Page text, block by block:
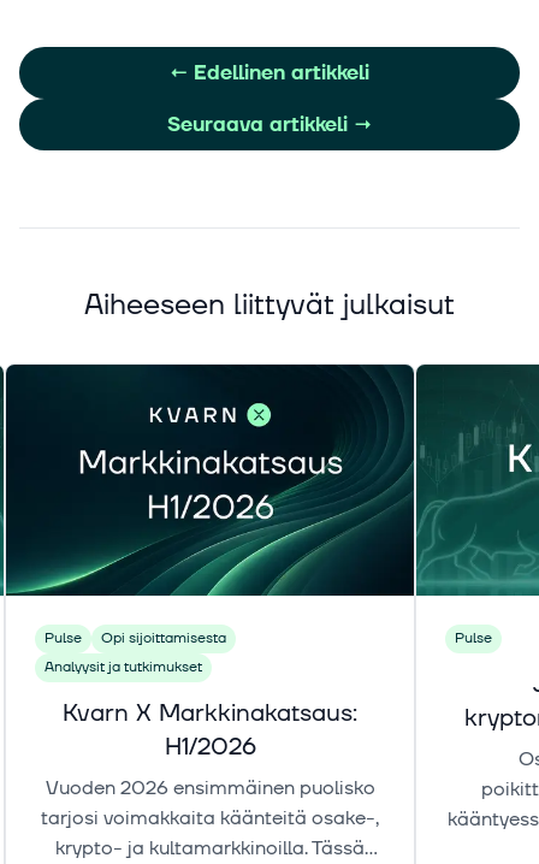
← Edellinen artikkeli
Seuraava artikkeli →
Aiheeseen liittyvät julkaisut
Pulse
Opi sijoittamisesta
Analyysit ja tutkimukset
Kvarn X Markkinakatsaus:
H1/2026
Vuoden 2026 ensimmäinen puolisko
tarjosi voimakkaita käänteitä osake-,
krypto- ja kultamarkkinoilla. Tässä
Pulse